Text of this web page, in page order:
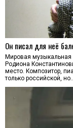
Он писал для неё
Мировая
Родиона
место. Композитор,
только российской,